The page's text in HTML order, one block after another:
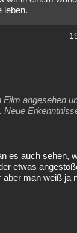
leben.
Film angesehen
Neue
es auch sehen,
etwas
aber man weiß ja